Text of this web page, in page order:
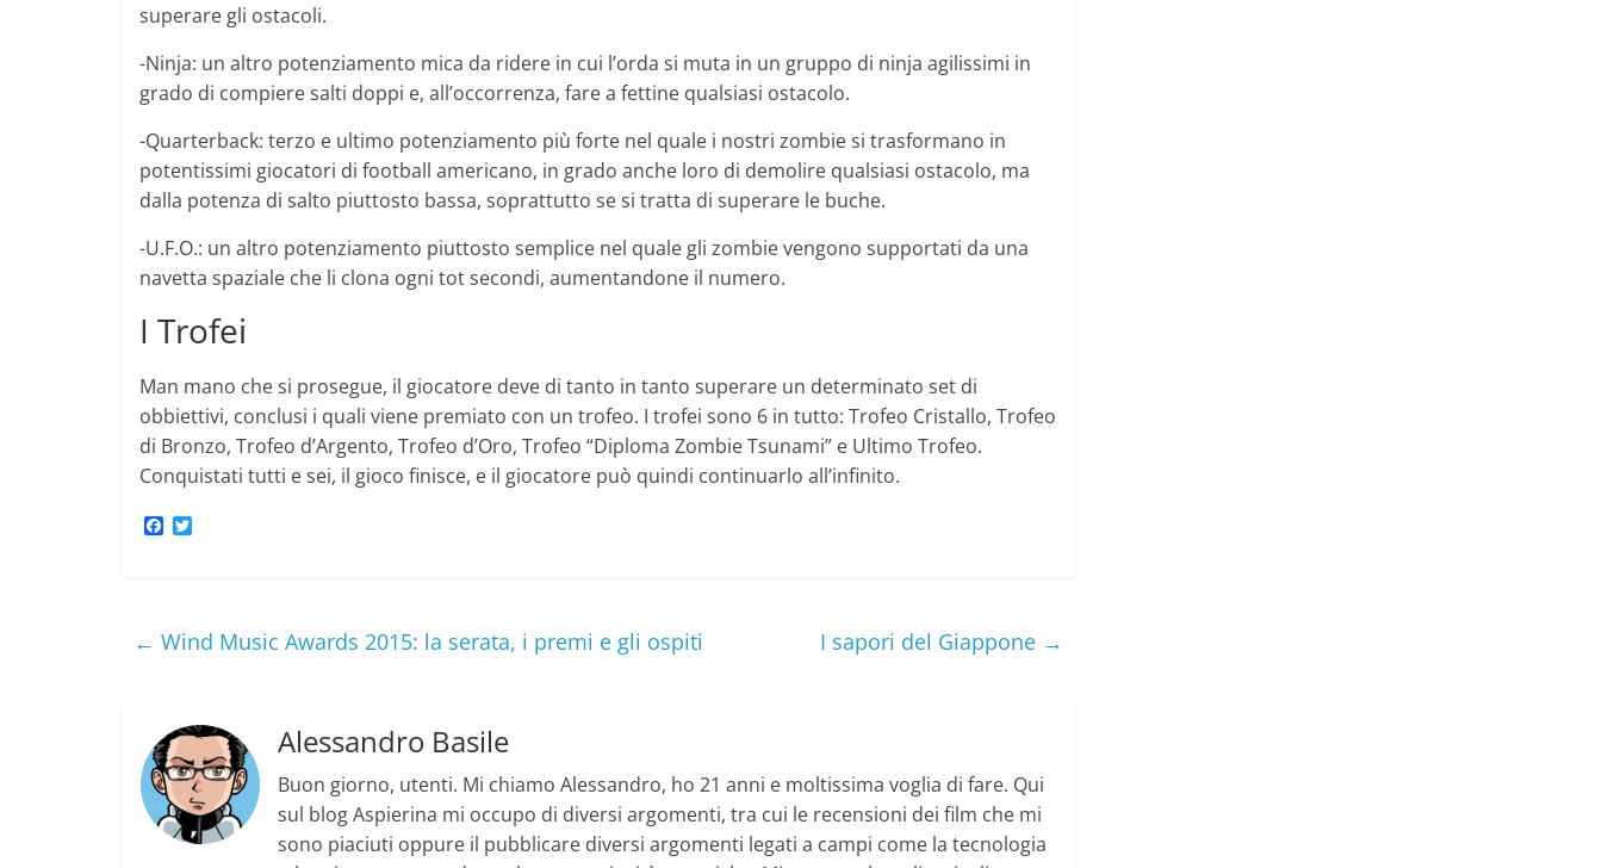
superare gli ostacoli.
-Ninja: un altro potenziamento mica da ridere in cui l’orda si muta in un gruppo di ninja agilissimi in
grado di compiere salti doppi e, all’occorrenza, fare a fettine qualsiasi ostacolo.
-Quarterback: terzo e ultimo potenziamento più forte nel quale i nostri zombie si trasformano in
potentissimi giocatori di football americano, in grado anche loro di demolire qualsiasi ostacolo, ma
dalla potenza di salto piuttosto bassa, soprattutto se si tratta di superare le buche.
-U.F.O.: un altro potenziamento piuttosto semplice nel quale gli zombie vengono supportati da una
navetta spaziale che li clona ogni tot secondi, aumentandone il numero.
I Trofei
Man mano che si prosegue, il giocatore deve di tanto in tanto superare un determinato set di
obbiettivi, conclusi i quali viene premiato con un trofeo. I trofei sono 6 in tutto: Trofeo Cristallo, Trofeo
di Bronzo, Trofeo d’Argento, Trofeo d’Oro, Trofeo “Diploma Zombie Tsunami” e Ultimo Trofeo.
Conquistati tutti e sei, il gioco finisce, e il giocatore può quindi continuarlo all’infinito.
a
o
k
r
← Wind Music Awards 2015: la serata, i premi e gli ospiti I sapori del Giappone →
Alessandro Basile
Buon giorno, utenti. Mi chiamo Alessandro, ho 21 anni e moltissima voglia di fare. Qui
sul blog Aspierina mi occupo di diversi argomenti, tra cui le recensioni dei film che mi
sono piaciuti oppure il pubblicare diversi argomenti legati a campi come la tecnologia